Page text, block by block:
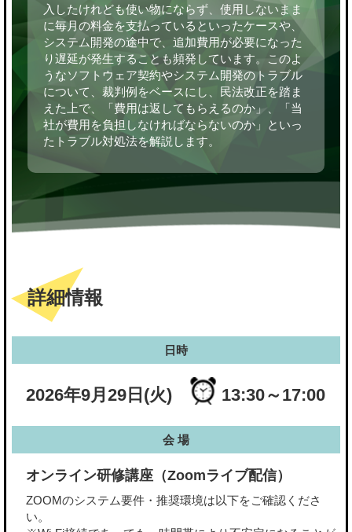
入したけれども使い物にならず、使用しないまま
に毎月の料金を支払っているといったケースや、
システム開発の途中で、追加費用が必要になった
り遅延が発生することも頻発しています。このよ
うなソフトウェア契約やシステム開発のトラブル
について、裁判例をベースにし、民法改正を踏ま
えた上で、「費用は返してもらえるのか」、「当
社が費用を負担しなければならないのか」といっ
たトラブル対処法を解説します。
詳細情報
日時
2026年9月29日(火) 13:30～17:00
会 場
オンライン研修講座（Zoomライブ配信）
ZOOMのシステム要件・推奨環境は以下をご確認くださ
い。